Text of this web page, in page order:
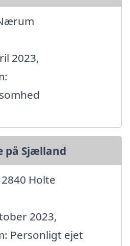
2023,
på Sjælland
Holte
2023,
Personligt ejet